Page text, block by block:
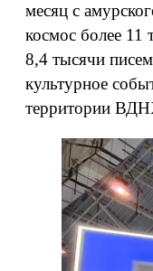
месяц с
космос более 11
8,4 тысячи
культурное
территории